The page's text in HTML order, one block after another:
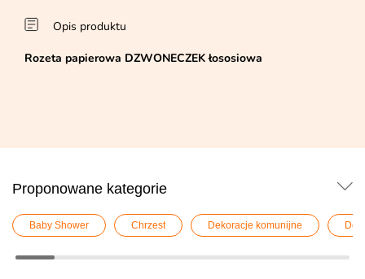
Opis produktu
Rozeta papierowa DZWONECZEK łososiowa
Proponowane kategorie
Baby Shower Chrzest Dekoracje komunijne